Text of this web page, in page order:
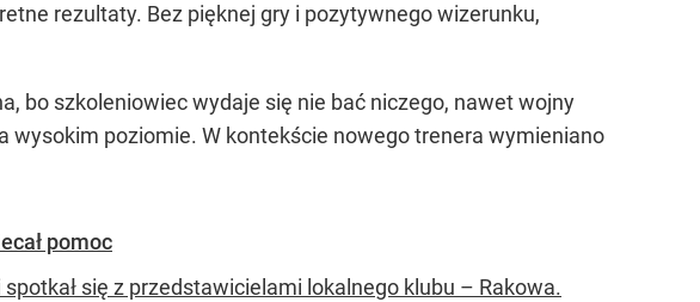
rezultaty. Bez pięknej gry i pozytywnego wizerunku,
bo szkoleniowiec wydaje się nie bać niczego, nawet wojny
poziomie. W kontekście nowego trenera wymieniano
pomoc
się z przedstawicielami lokalnego klubu – Rakowa.